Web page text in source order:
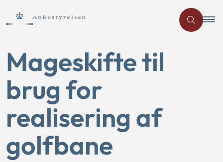
Mageskifte til
brug for
realisering af
golfbane